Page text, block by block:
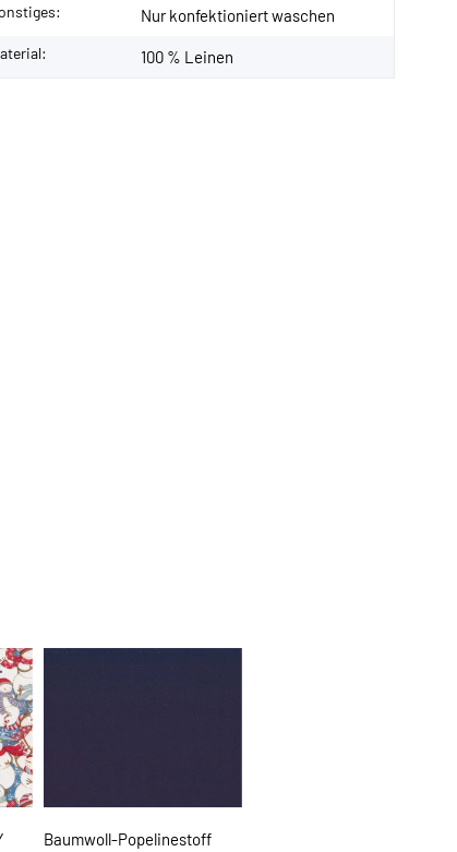
Nur konfektioniert waschen
100 % Leinen
Baumwoll-Popelinestoff